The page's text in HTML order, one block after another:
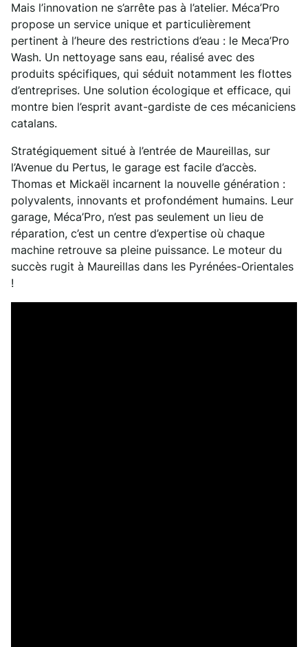
Mais l’innovation ne s’arrête pas à l’atelier. Méca’Pro
propose un service unique et particulièrement
pertinent à l’heure des restrictions d’eau : le Meca’Pro
Wash. Un nettoyage sans eau, réalisé avec des
produits spécifiques, qui séduit notamment les flottes
d’entreprises. Une solution écologique et efficace, qui
montre bien l’esprit avant-gardiste de ces mécaniciens
catalans.
Stratégiquement situé à l’entrée de Maureillas, sur
l’Avenue du Pertus, le garage est facile d’accès.
Thomas et Mickaël incarnent la nouvelle génération :
polyvalents, innovants et profondément humains. Leur
garage, Méca’Pro, n’est pas seulement un lieu de
réparation, c’est un centre d’expertise où chaque
machine retrouve sa pleine puissance. Le moteur du
succès rugit à Maureillas dans les Pyrénées-Orientales
!